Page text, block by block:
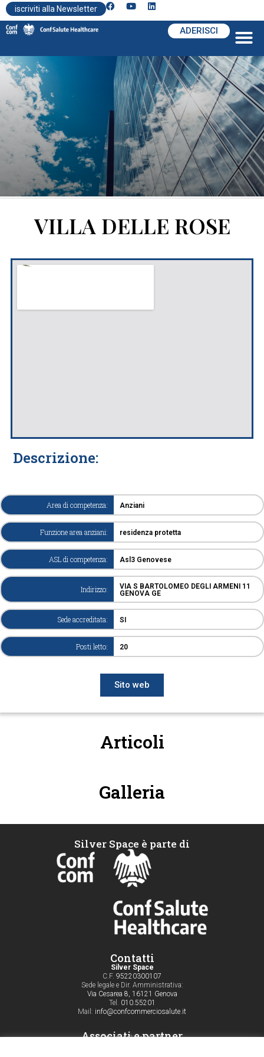
iscriviti alla Newsletter
ADERISCI
VILLA DELLE ROSE
Descrizione:
Area di competenza: Anziani
Funzione area anziani: residenza protetta
ASL di competenza: Asl3 Genovese
Indirizzo:
VIA S BARTOLOMEO DEGLI ARMENI 11
GENOVA GE
Sede accreditata: SI
Posti letto: 20
Sito web
Articoli
Galleria
Silver Space è parte di
Contatti
Silver Space
C.F. 95220300107
Sede legale e Dir. Amministrativa:
Via Cesarea 8, 16121 Genova
Tel.
010.55201
Mail: info@confcommerciosalute.it
Associati e partner
Servizi agli associati